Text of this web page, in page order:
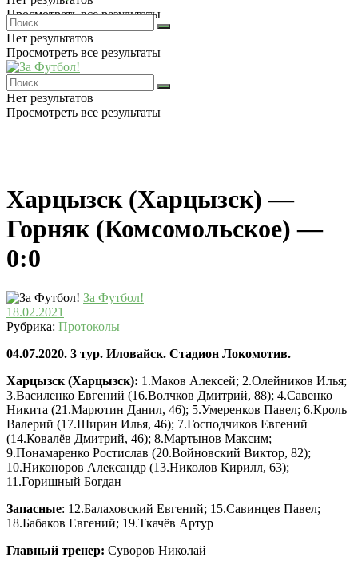
Просмотреть все результаты
Нет результатов
Просмотреть все результаты
Нет результатов
Просмотреть все результаты
Харцызск (Харцызск) —
Горняк (Комсомольское) —
0:0
За Футбол!
18.02.2021
Рубрика: Протоколы
04.07.2020. 3 тур. Иловайск. Стадион Локомотив.
Харцызск (Харцызск): 1.Маков Алексей; 2.Олейников Илья;
3.Василенко Евгений (16.Волчков Дмитрий, 88); 4.Савенко
Никита (21.Марютин Данил, 46); 5.Умеренков Павел; 6.Кроль
Валерий (17.Ширин Илья, 46); 7.Господчиков Евгений
(14.Ковалёв Дмитрий, 46); 8.Мартынов Максим;
9.Понамаренко Ростислав (20.Войновский Виктор, 82);
10.Никоноров Александр (13.Николов Кирилл, 63);
11.Горишный Богдан
Запасные: 12.Балаховский Евгений; 15.Савинцев Павел;
18.Бабаков Евгений; 19.Ткачёв Артур
Главный тренер: Суворов Николай